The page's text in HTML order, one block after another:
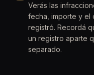
Verás las
fecha, importe y el
registró. Recordá
un registro aparte
separado.